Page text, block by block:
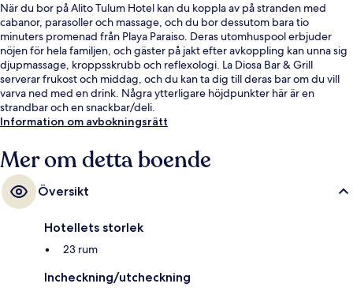
När du bor på Alito Tulum Hotel kan du koppla av på stranden med
cabanor, parasoller och massage, och du bor dessutom bara tio
minuters promenad från Playa Paraiso. Deras utomhuspool erbjuder
nöjen för hela familjen, och gäster på jakt efter avkoppling kan unna sig
djupmassage, kroppsskrubb och reflexologi. La Diosa Bar & Grill
serverar frukost och middag, och du kan ta dig till deras bar om du vill
varva ned med en drink. Några ytterligare höjdpunkter här är en
strandbar och en snackbar/deli.
Information om avbokningsrätt
Mer om detta boende
Översikt
Hotellets storlek
23 rum
Incheckning/utcheckning